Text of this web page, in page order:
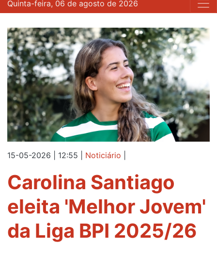
Quinta-feira, 06 de agosto de 2026
15-05-2026 | 12:55 Noticiário
Carolina Santiago
eleita 'Melhor Jovem'
da Liga BPI 2025/26